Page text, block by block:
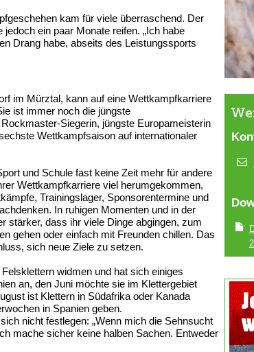
kam für viele überraschend. Der
ein paar Monate reifen. „Ich habe
Drang habe, abseits des Leistungssports
im Mürztal, kann auf eine Wettkampfkarriere
ist immer noch die jüngste
Siegerin, jüngste Europameisterin
Wettkampfsaison auf internationaler
und Schule fast keine Zeit mehr für andere
Wettkampfkarriere viel herumgekommen,
Trainingslager, Sponsorentermine und
In ruhigen Momenten und in der
stärker, dass ihr viele Dinge abgingen, zum
gehen oder einfach mit Freunden chillen. Das
sich neue Ziele zu setzen.
widmen und hat sich einiges
an, den Juni möchte sie im Klettergebiet
ist Klettern in Südafrika oder Kanada
in Spanien geben.
nicht festlegen: „Wenn mich die Sehnsucht
mache sicher keine halben Sachen. Entweder